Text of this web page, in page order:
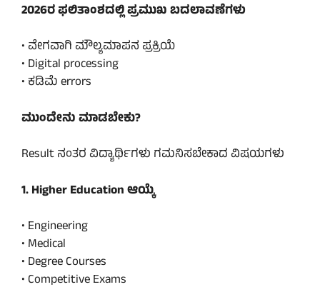
2026ರ ಫಲಿತಾಂಶದಲ್ಲಿ ಪ್ರಮುಖ ಬದಲಾವಣೆಗಳು
• ವೇಗವಾಗಿ ಮೌಲ್ಯಮಾಪನ ಪ್ರಕ್ರಿಯೆ
• Digital processing
• ಕಡಿಮೆ errors
ಮುಂದೇನು ಮಾಡಬೇಕು?
Result ನಂತರ ವಿದ್ಯಾರ್ಥಿಗಳು ಗಮನಿಸಬೇಕಾದ ವಿಷಯಗಳು
1. Higher Education ಆಯ್ಕೆ
• Engineering
• Medical
• Degree Courses
• Competitive Exams